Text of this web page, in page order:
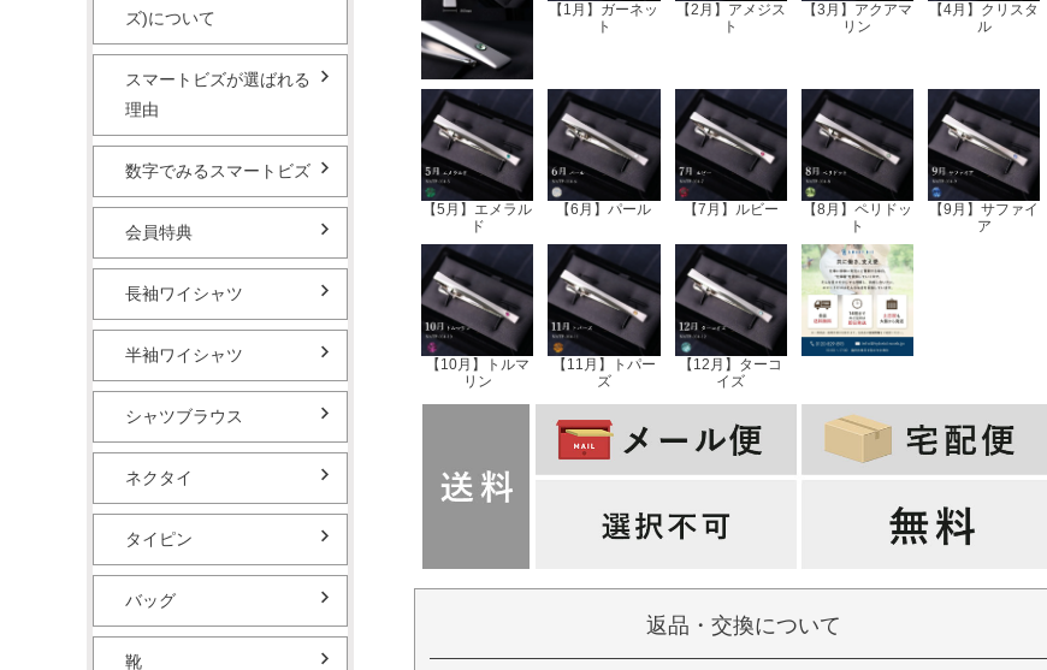
ズ)について
スマートビズが選ばれる
理由
数字でみるスマートビズ
会員特典
長袖ワイシャツ
半袖ワイシャツ
シャツブラウス
ネクタイ
タイピン
バッグ
靴
【1月】ガーネッ
ト
【2月】アメジス
ト
【3月】アクアマ
リン
【4月】クリスタ
ル
【5月】エメラル
ド
【6月】パール 【7月】ルビー
【8月】ペリドッ
ト
【9月】サファイ
ア
【10月】トルマ
リン
【11月】トパー
ズ
【12月】ターコ
イズ
返品・交換について